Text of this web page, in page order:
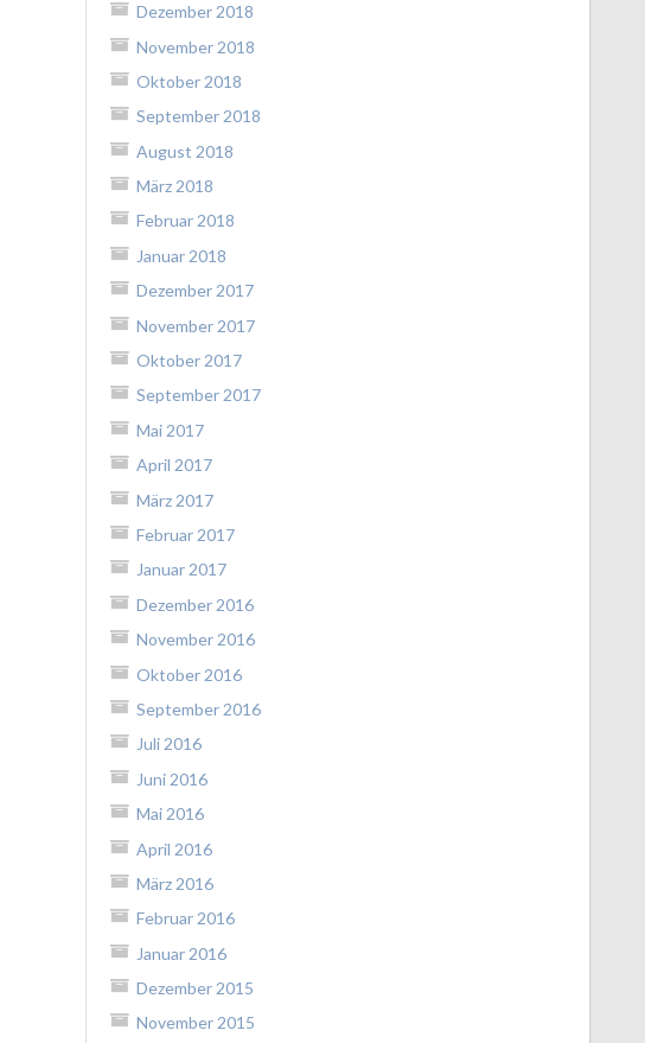
Dezember 2018
November 2018
Oktober 2018
September 2018
August 2018
März 2018
Februar 2018
Januar 2018
Dezember 2017
November 2017
Oktober 2017
September 2017
Mai 2017
April 2017
März 2017
Februar 2017
Januar 2017
Dezember 2016
November 2016
Oktober 2016
September 2016
Juli 2016
Juni 2016
Mai 2016
April 2016
März 2016
Februar 2016
Januar 2016
Dezember 2015
November 2015